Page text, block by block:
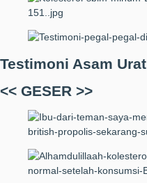
Testimoni Asam Urat
<< GESER >>